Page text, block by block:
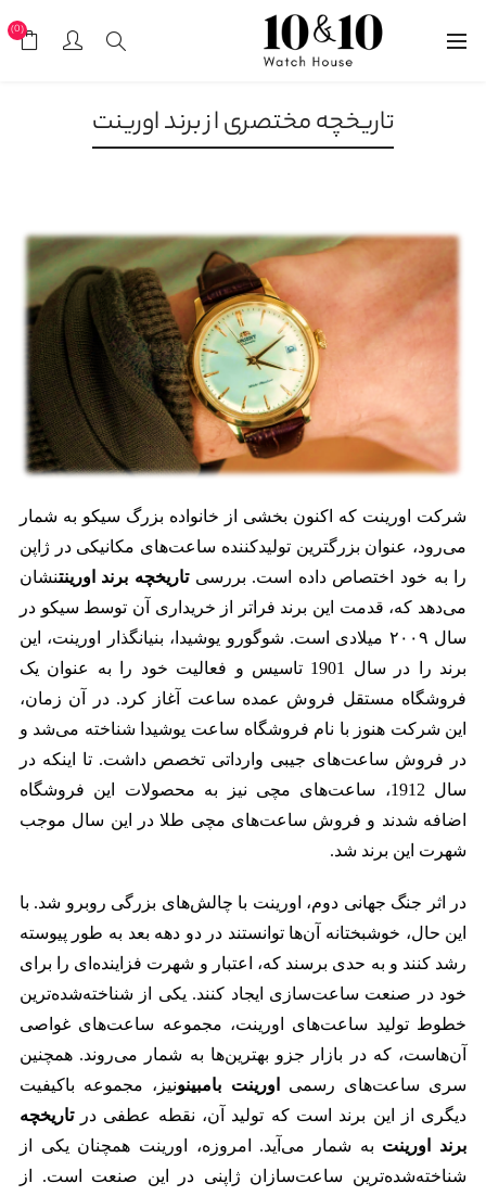
(0)
تاریخچه مختصری از برند اورینت
شرکت اورینت که اکنون بخشی از خانواده بزرگ سیکو به شمار
می‌رود، عنوان بزرگترین تولیدکننده ساعت‌های مکانیکی در ژاپن
را به خود اختصاص داده است. بررسیتاریخچه برند اورینتنشان
می‌دهد که، قدمت این برند فراتر از خریداری آن توسط سیکو در
سال ۲۰۰۹ میلادی است. شوگورو یوشیدا، بنیانگذار اورینت، این
برند را در سال 1901 تاسیس و فعالیت خود را به عنوان یک
فروشگاه مستقل فروش عمده ساعت آغاز کرد. در آن زمان،
این شرکت هنوز با نام فروشگاه ساعت یوشیدا شناخته می‌شد و
در فروش ساعت‌های جیبی وارداتی تخصص داشت. تا اینکه در
سال 1912، ساعت‌های مچی نیز به محصولات این فروشگاه
اضافه شدند و فروش ساعت‌های مچی طلا در این سال موجب
شهرت این برند شد.
در اثر جنگ جهانی دوم، اورینت با چالش‌های بزرگی روبرو شد. با
این حال، خوشبختانه آن‌ها توانستند در دو دهه بعد به طور پیوسته
رشد کنند و به حدی برسند که، اعتبار و شهرت فزاینده‌ای را برای
خود در صنعت ساعت‌سازی ایجاد کنند. یکی از شناخته‌شده‌ترین
خطوط تولید ساعت‌های اورینت، مجموعه ساعت‌های غواصی
آن‌هاست، که در بازار جزو بهترین‌ها به شمار می‌روند. همچنین
سری ساعت‌های رسمی
اورینت بامبینونیز، مجموعه باکیفیت
دیگری از این برند است که تولید آن، نقطه عطفی درتاریخچه
برند اورینت به شمار می‌آید. امروزه، اورینت همچنان یکی از
شناخته‌شده‌ترین ساعت‌سازان ژاپنی در این صنعت است. از